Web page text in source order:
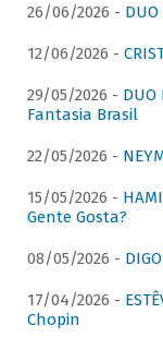
26/06/2026 -
12/06/2026 -
29/05/2026 - DUO
Fantasia Brasil
22/05/2026 -
15/05/2026 -
Gente Gosta?
08/05/2026 -
17/04/2026 -
Chopin